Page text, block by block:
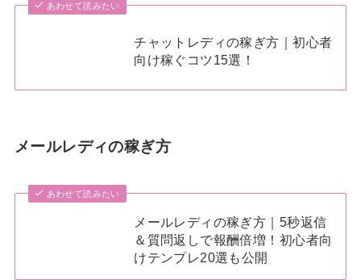
あわせて読みたい
チャットレディの稼ぎ方｜初心者
向け稼ぐコツ15選！
メールレディの稼ぎ方
あわせて読みたい
メールレディの稼ぎ方｜5秒返信
＆質問返しで報酬倍増！初心者向
けテンプレ20選も公開